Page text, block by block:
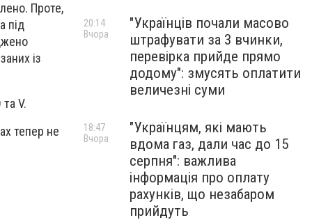
Проте,
під
із
V.
тепер не
"Українців почали масово
штрафувати за 3 вчинки,
перевірка прийде прямо
додому": змусять оплатити
величезні суми
20:14
Вчора
"Українцям, які мають
вдома газ, дали час до 15
серпня": важлива
інформація про оплату
рахунків, що незабаром
прийдуть
18:47
Вчора